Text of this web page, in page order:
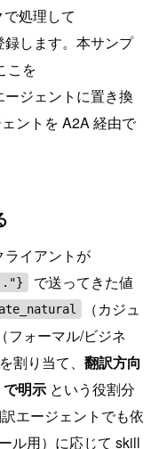
処理して
録します。本サンプ
こを
ジェントに置き換
ントを A2A 経由で
ライアントが
で送ってきた値
（カジュ
（フォーマル/ビジネ
割り当て、 翻訳方向
明示 という役割分
エージェントでも依
ル用）に応じて skill